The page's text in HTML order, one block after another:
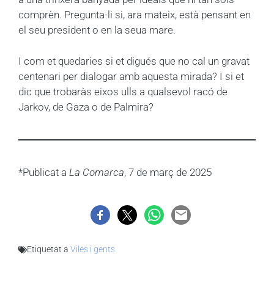
comprèn. Pregunta-li si, ara mateix, està pensant en
el seu president o en la seua mare.
I com et quedaries si et digués que no cal un gravat
centenari per dialogar amb aquesta mirada? I si et
dic que trobaràs eixos ulls a qualsevol racó de
Jarkov, de Gaza o de Palmira?
*Publicat a La Comarca, 7 de març de 2025
Etiquetat a Viles i gents